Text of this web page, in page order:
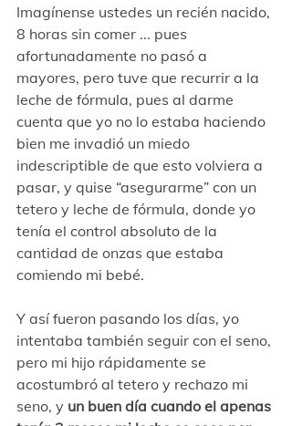
Imagínense ustedes un recién nacido,
8 horas sin comer ... pues
afortunadamente no pasó a
mayores, pero tuve que recurrir a la
leche de fórmula, pues al darme
cuenta que yo no lo estaba haciendo
bien me invadió un miedo
indescriptible de que esto volviera a
pasar, y quise “asegurarme” con un
tetero y leche de fórmula, donde yo
tenía el control absoluto de la
cantidad de onzas que estaba
comiendo mi bebé.
Y así fueron pasando los días, yo
intentaba también seguir con el seno,
pero mi hijo rápidamente se
acostumbró al tetero y rechazo mi
seno, y un buen día cuando el apenas